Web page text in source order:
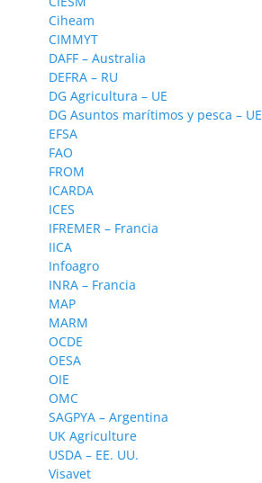
Ciheam
CIMMYT
DAFF – Australia
DEFRA – RU
DG Agricultura – UE
DG Asuntos marítimos y pesca – UE
EFSA
FAO
FROM
ICARDA
ICES
IFREMER – Francia
IICA
Infoagro
INRA – Francia
MAP
MARM
OCDE
OESA
OIE
OMC
SAGPYA – Argentina
UK Agriculture
USDA – EE. UU.
Visavet